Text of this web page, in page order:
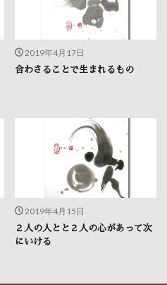
2019年4月17日
合わさることで生まれるもの
2019年4月15日
２人の人とと２人の心があって次
にいける